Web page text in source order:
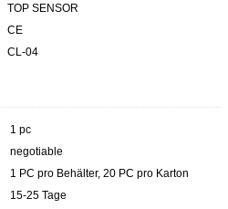
TOP SENSOR
CE
CL-04
1 pc
negotiable
1 PC pro Behälter, 20 PC pro Karton
15-25 Tage